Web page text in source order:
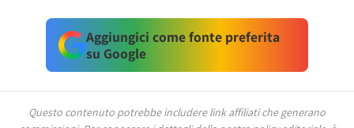
Aggiungici come fonte preferita
su Google
Questo contenuto potrebbe includere link affiliati che generano